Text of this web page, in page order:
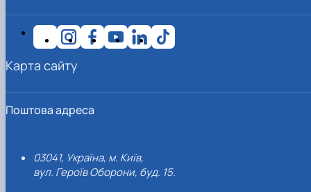
Поштова адреса
03041, Україна, м. Київ,
вул. Героїв Оборони, буд. 15.
Карта сайту